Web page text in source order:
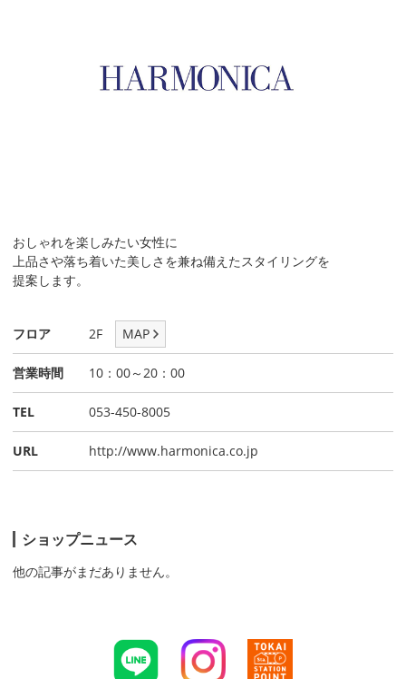
おしゃれを楽しみたい女性に
上品さや落ち着いた美しさを兼ね備えたスタイリングを
提案します。
フロア 2F MAP
営業時間 10：00～20：00
TEL 053-450-8005
URL http://www.harmonica.co.jp
ショップニュース
他の記事がまだありません。